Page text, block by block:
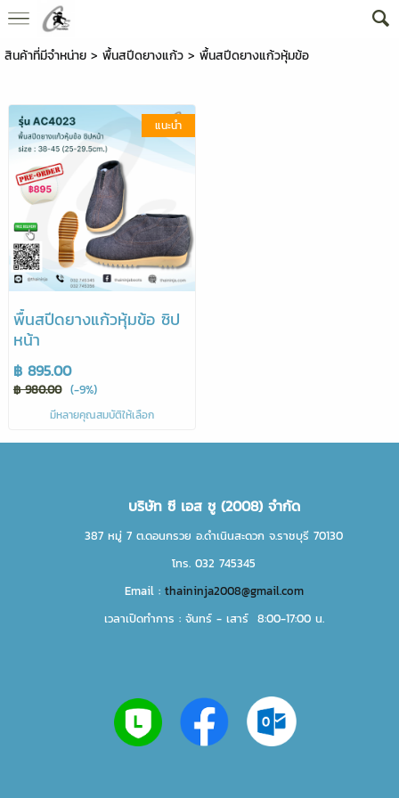
สินค้าที่มีจำหน่าย> พื้นสปีดยางแก้ว> พื้นสปีดยางแก้วหุ้มข้อ
แนะนำ
พื้นสปีดยางแก้วหุ้มข้อ ซิป
หน้า
฿ 895.00
฿ 980.00 (-9%)
มีหลายคุณสมบัติให้เลือก
บริษัท ซี เอส ชู (2008) จำกัด
387 หมู่ 7 ต.ดอนกรวย อ.ดำเนินสะดวก จ.ราชบุรี 70130
โทร. 032 745345
Email : thaininja2008@gmail.com
เวลาเปิดทำการ : จันทร์ - เสาร์ 8:00-17:00 น.